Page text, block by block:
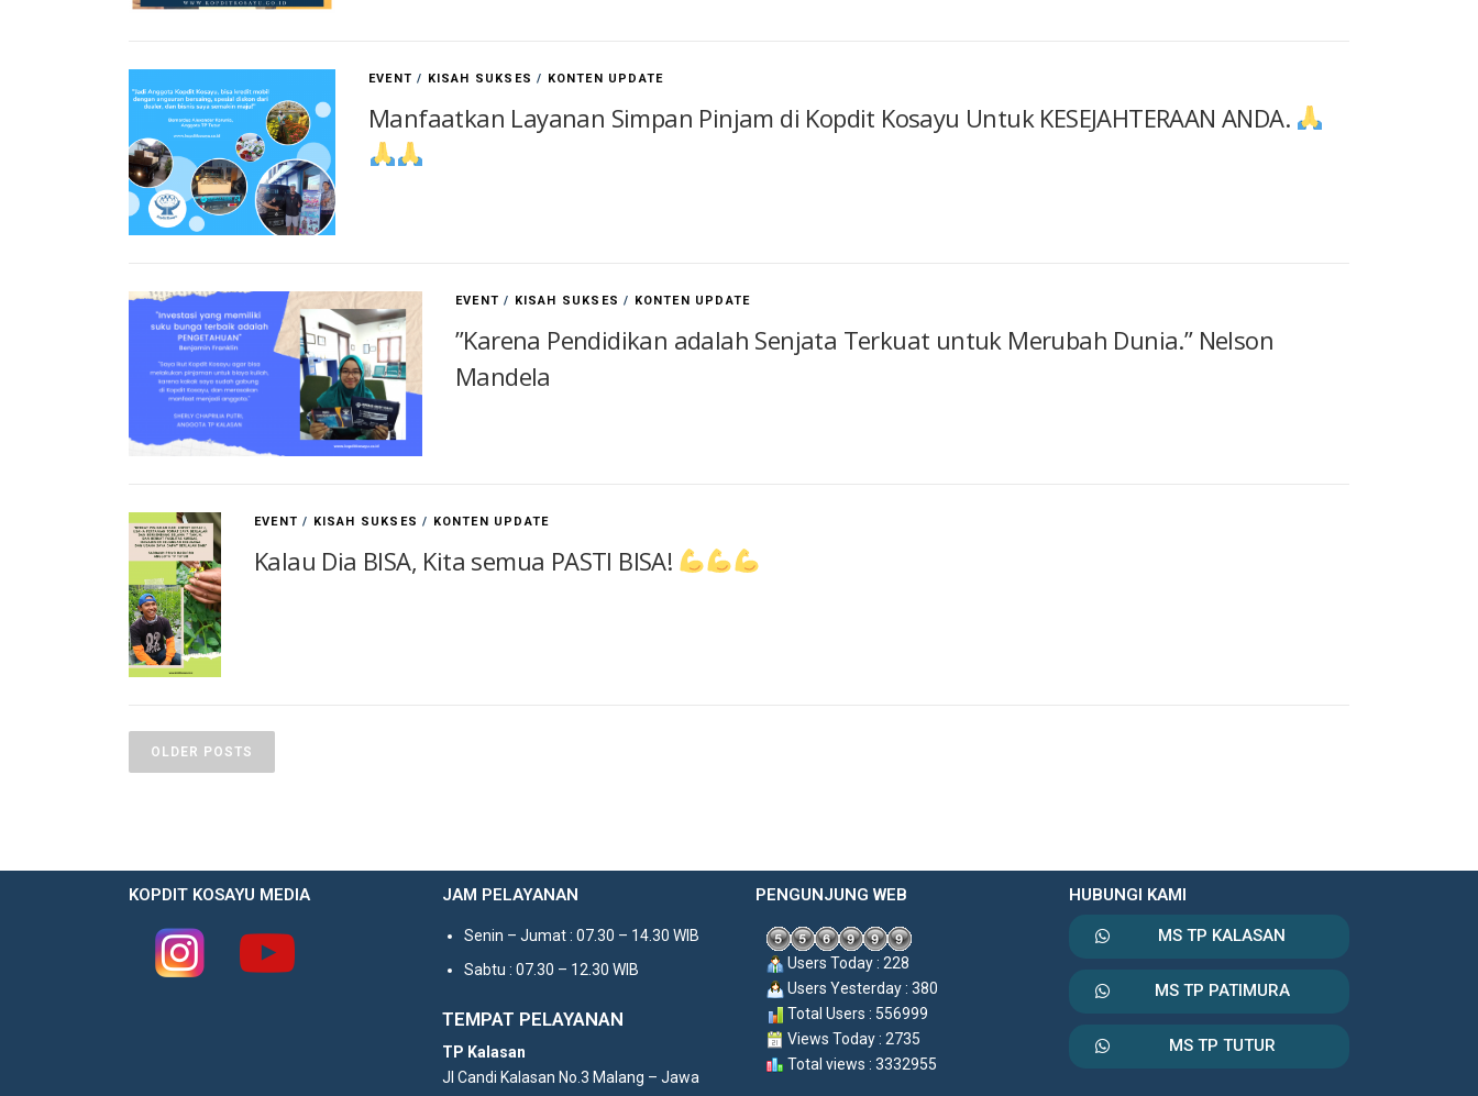
EVENT / KISAH SUKSES / KONTEN UPDATE
Manfaatkan Layanan Simpan Pinjam di Kopdit Kosayu Untuk KESEJAHTERAAN ANDA.
EVENT / KISAH SUKSES / KONTEN UPDATE
”Karena Pendidikan adalah Senjata Terkuat untuk Merubah Dunia.” Nelson
Mandela
EVENT / KISAH SUKSES / KONTEN UPDATE
Kalau Dia BISA, Kita semua PASTI BISA!
OLDER POSTS
KOPDIT KOSAYU MEDIA JAM PELAYANAN
Senin – Jumat : 07.30 – 14.30 WIB
Sabtu : 07.30 – 12.30 WIB
TEMPAT PELAYANAN
TP Kalasan
Jl Candi Kalasan No.3 Malang – Jawa
PENGUNJUNG WEB
Users Today : 228
Users Yesterday : 380
Total Users : 556999
Views Today : 2735
Total views : 3332955
HUBUNGI KAMI
MS TP KALASAN
MS TP PATIMURA
MS TP TUTUR